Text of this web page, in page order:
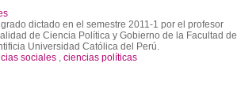
dictado en el semestre 2011-1 por el profesor
de Ciencia Política y Gobierno de la Facultad de
Universidad Católica del Perú.
sociales , ciencias políticas